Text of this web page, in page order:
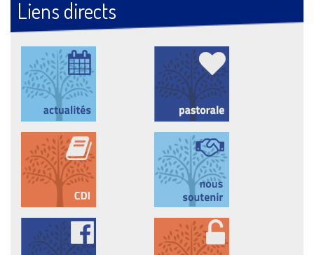
Liens directs